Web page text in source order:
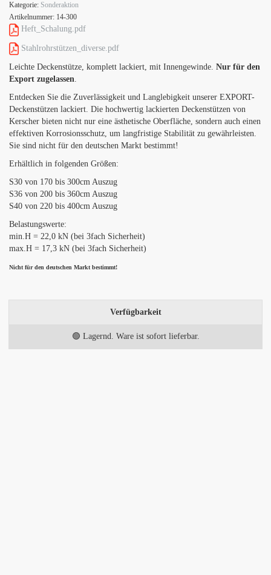
Kategorie: Sonderaktion
Artikelnummer: 14-300
Heft_Schalung.pdf
Stahlrohrstützen_diverse.pdf
Leichte Deckenstütze, komplett lackiert, mit Innengewinde. Nur für den
Export zugelassen
Entdecken Sie die Zuverlässigkeit und Langlebigkeit unserer EXPORT-
Deckenstützen lackiert. Die hochwertig lackierten Deckenstützen von
Kerscher bieten nicht nur eine ästhetische Oberfläche, sondern auch einen
effektiven Korrosionsschutz, um langfristige Stabilität zu gewährleisten.
Sie sind nicht für den deutschen Markt bestimmt!
Erhältlich in folgenden Größen:
S30 von 170 bis 300cm Auszug
S36 von 200 bis 360cm Auszug
S40 von 220 bis 400cm Auszug
Belastungswerte:
min.H = 22,0 kN (bei 3fach Sicherheit)
max.H = 17,3 kN (bei 3fach Sicherheit)
Nicht für den deutschen Markt bestimmt!
Verfügbarkeit
🟢 Lagernd. Ware ist sofort lieferbar.